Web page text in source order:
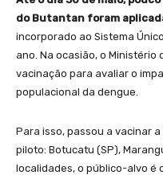
do Butantan foram
incorporado ao Sistema
ano. Na ocasião, o
vacinação para avaliar o
populacional da dengue.
Para isso, passou a vacinar
piloto: Botucatu (SP),
localidades, o público-alvo é